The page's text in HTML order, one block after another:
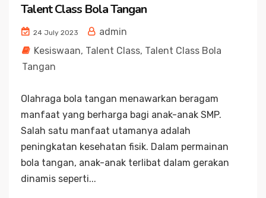
Talent Class Bola Tangan
24 July 2023
admin
Kesiswaan, Talent Class, Talent Class Bola
Tangan
Olahraga bola tangan menawarkan beragam
manfaat yang berharga bagi anak-anak SMP.
Salah satu manfaat utamanya adalah
peningkatan kesehatan fisik. Dalam permainan
bola tangan, anak-anak terlibat dalam gerakan
dinamis seperti...